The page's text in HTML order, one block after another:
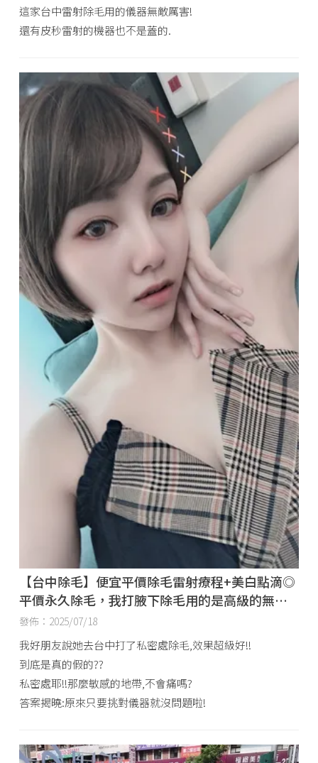
這家台中雷射除毛用的儀器無敵厲害!
還有皮秒雷射的機器也不是蓋的.
【台中除毛】便宜平價除毛雷射療程+美白點滴◎
平價永久除毛，我打腋下除毛用的是高級的無痛
雷射除毛肌▼效果好讚～雷射無痛除毛GET!
發佈：2025/07/18
我好朋友說她去台中打了私密處除毛,效果超級好!!
到底是真的假的??
私密處耶!!那麼敏感的地帶,不會痛嗎?
答案揭曉:原來只要挑對儀器就沒問題啦!